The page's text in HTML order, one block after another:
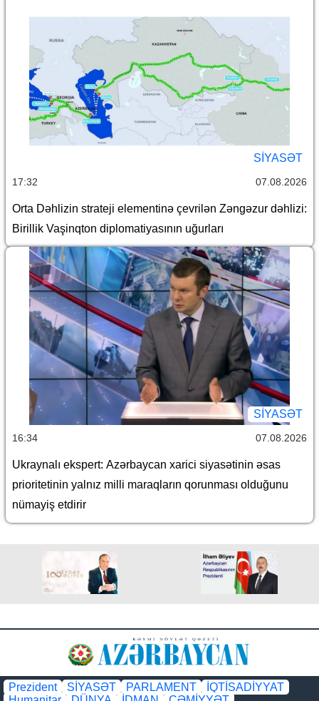
SİYASƏT
17:32 07.08.2026
Orta Dəhlizin strateji elementinə çevrilən Zəngəzur dəhlizi:
Birillik Vaşinqton diplomatiyasının uğurları
SİYASƏT
16:34 07.08.2026
Ukraynalı ekspert: Azərbaycan xarici siyasətinin əsas
prioritetinin yalnız milli maraqların qorunması olduğunu
nümayiş etdirir
Prezident SİYASƏT PARLAMENT
İQTİSADİYYAT